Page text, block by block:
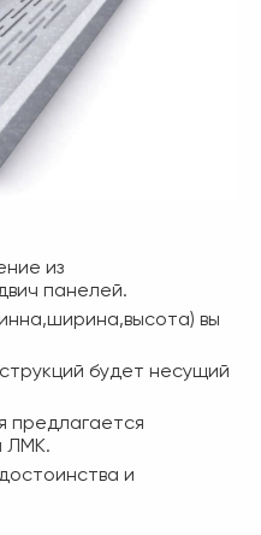
из
панелей.
вы
будет несущий
предлагается
ЛМК.
и